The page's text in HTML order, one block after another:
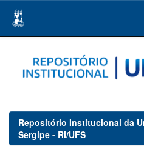
navigation
Repositório Institucional da
Sergipe - RI/UFS